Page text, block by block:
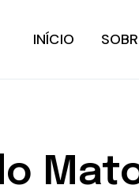
INÍCIO